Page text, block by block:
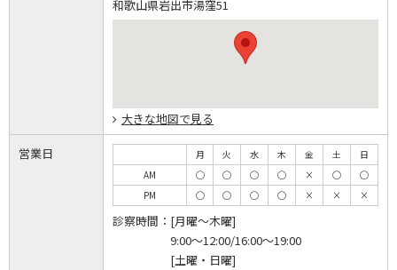
和歌山県岩出市湯窪51
大きな地図で見る
営業日 月 火 水 木 金 土
日
AM
◯ ◯ ◯ ◯ × ◯
◯
PM
◯ ◯ ◯ ◯ × × ×
診察時間： [月曜～木曜]
9:00～12:00/16:00～19:00
[土曜・日曜]